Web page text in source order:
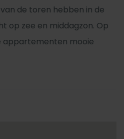
de toren hebben in de
op zee en middagzon. Op
appartementen mooie